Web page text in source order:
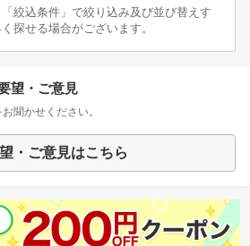
絞込条件」で絞り込み及び並び替えす
探せる場合がございます。
望・ご意見
聞かせください。
・ご意見はこちら